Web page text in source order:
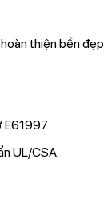
thiện bền đẹp.
E61997
UL/CSA.